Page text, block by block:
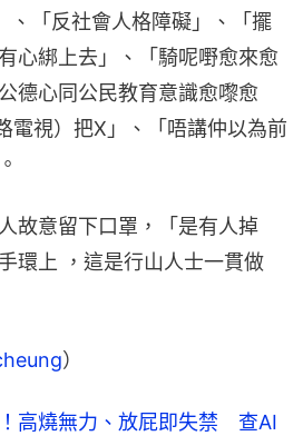
、「反社會人格障礙」、「擺
心綁上去」、「騎呢嘢愈來愈
德心同公民教育意識愈嚟愈
電視）把X」、「唔講仲以為前
故意留下口罩，「是有人掉
環上 ，這是行山人士一貫做
）
高燒無力、放屁即失禁 查AI